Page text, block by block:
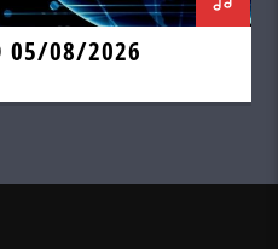
05/08/2026